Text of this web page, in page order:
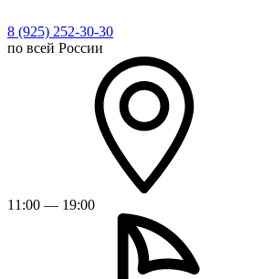
8 (925) 252-30-30
по всей России
11:00 — 19:00